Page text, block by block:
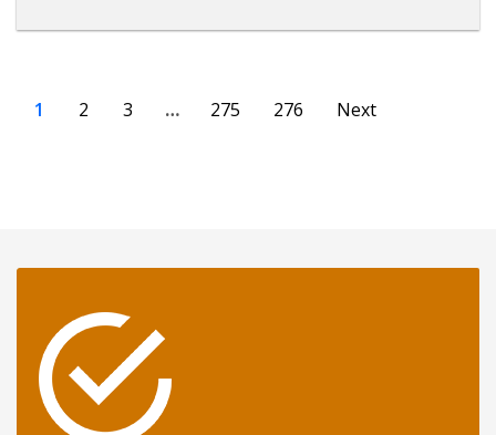
1 2 3 … 275 276 Next